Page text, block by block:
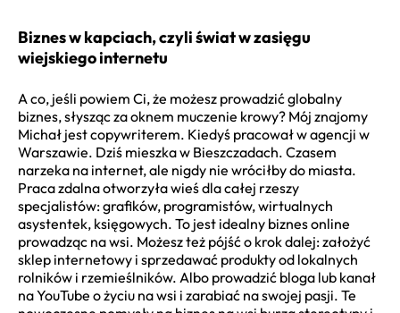
Biznes w kapciach, czyli świat w zasięgu
wiejskiego internetu
A co, jeśli powiem Ci, że możesz prowadzić globalny
biznes, słysząc za oknem muczenie krowy? Mój znajomy
Michał jest copywriterem. Kiedyś pracował w agencji w
Warszawie. Dziś mieszka w Bieszczadach. Czasem
narzeka na internet, ale nigdy nie wróciłby do miasta.
Praca zdalna otworzyła wieś dla całej rzeszy
specjalistów: grafików, programistów, wirtualnych
asystentek, księgowych. To jest idealny biznes online
prowadząc na wsi. Możesz też pójść o krok dalej: założyć
sklep internetowy i sprzedawać produkty od lokalnych
rolników i rzemieślników. Albo prowadzić bloga lub kanał
na YouTube o życiu na wsi i zarabiać na swojej pasji. Te